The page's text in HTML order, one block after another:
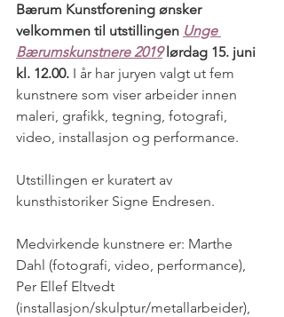
Bærum Kunstforening ønsker
velkommen til utstillingen Unge
Bærumskunstnere 2019 lørdag 15. juni
kl. 12.00. I år har juryen valgt ut fem
kunstnere som viser arbeider innen
maleri, grafikk, tegning, fotografi,
video, installasjon og performance.
Utstillingen er kuratert av
kunsthistoriker Signe Endresen.
Medvirkende kunstnere er: Marthe
Dahl (fotografi, video, performance),
Per Ellef Eltvedt
(installasjon/skulptur/metallarbeider),